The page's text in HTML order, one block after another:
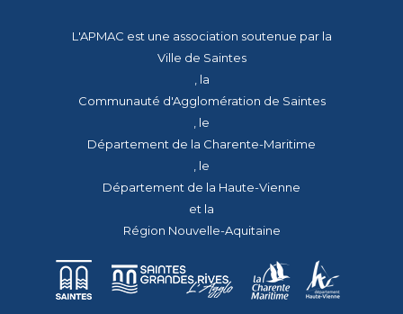
L'APMAC est une association soutenue par la
Ville de Saintes
, la
Communauté d'Agglomération de Saintes
, le
Département de la Charente-Maritime
, le
Département de la Haute-Vienne
et la
Région Nouvelle-Aquitaine